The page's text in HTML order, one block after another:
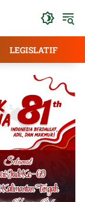
LEGISLATIF